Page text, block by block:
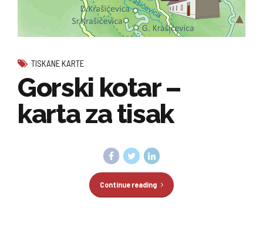
TISKANE KARTE
Gorski kotar –
karta za tisak
Continue reading